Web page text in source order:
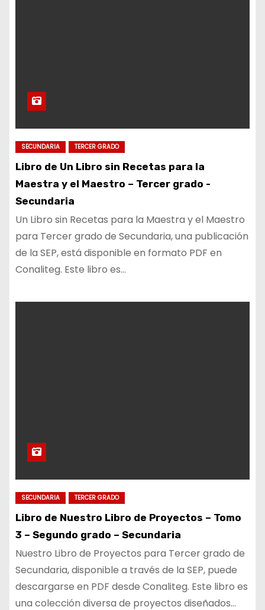
SECUNDARIA TERCER GRADO
Libro de Un Libro sin Recetas para la
Maestra y el Maestro – Tercer grado -
Secundaria
Un Libro sin Recetas para la Maestra y el Maestro
para Tercer grado de Secundaria, una publicación
de la SEP, está disponible en formato PDF en
Conaliteg. Este libro es…
SECUNDARIA TERCER GRADO
Libro de Nuestro Libro de Proyectos – Tomo
3 – Segundo grado – Secundaria
Nuestro Libro de Proyectos para Tercer grado de
Secundaria, disponible a través de la SEP, puede
descargarse en PDF desde Conaliteg. Este libro es
una colección diversa de proyectos diseñados…